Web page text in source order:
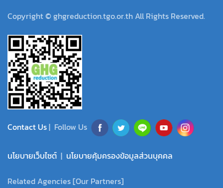
Copyright © ghgreduction.tgo.or.th All Rights Reserved.
Contact Us| Follow Us
นโยบายเว็บไซต์ | นโยบายคุ้มครองข้อมูลส่วนบุคคล
Related Agencies [Our Partners]